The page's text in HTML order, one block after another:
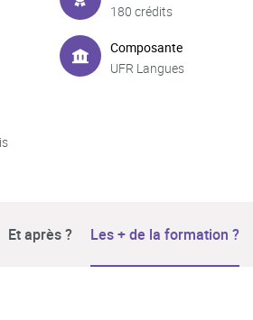
180 crédits
Composante
UFR Langues
Et après ? Les + de la formation ?